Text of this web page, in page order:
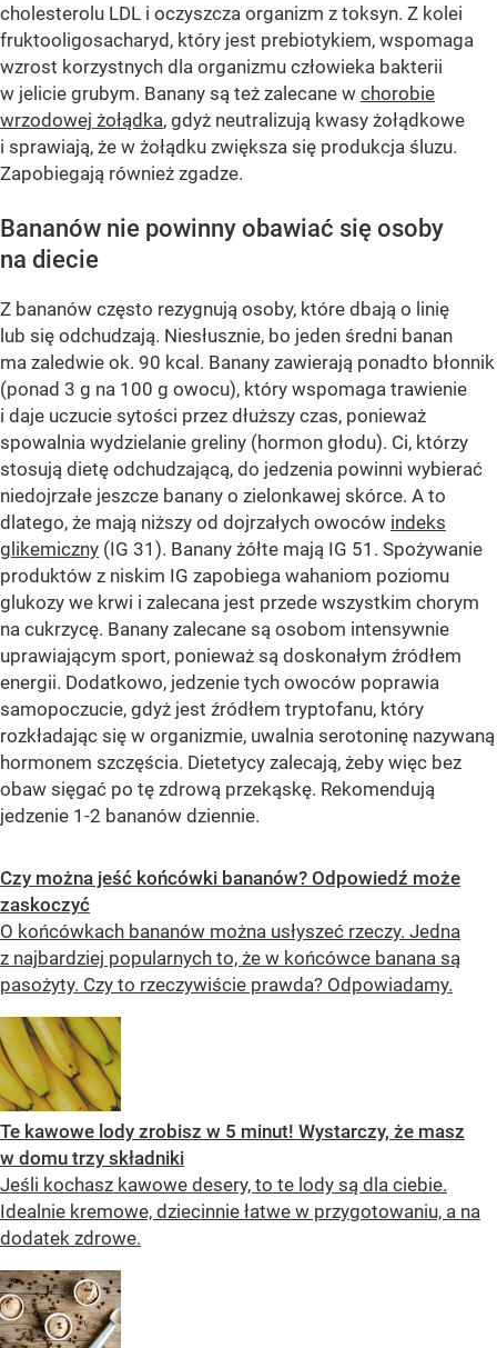
cholesterolu LDL i oczyszcza organizm z toksyn. Z kolei
fruktooligosacharyd, który jest prebiotykiem, wspomaga
wzrost korzystnych dla organizmu człowieka bakterii
w jelicie grubym. Banany są też zalecane w chorobie
wrzodowej żołądka, gdyż neutralizują kwasy żołądkowe
i sprawiają, że w żołądku zwiększa się produkcja śluzu.
Zapobiegają również zgadze.
Bananów nie powinny obawiać się osoby
na diecie
Z bananów często rezygnują osoby, które dbają o linię
lub się odchudzają. Niesłusznie, bo jeden średni banan
ma zaledwie ok. 90 kcal. Banany zawierają ponadto błonnik
(ponad 3 g na 100 g owocu), który wspomaga trawienie
i daje uczucie sytości przez dłuższy czas, ponieważ
spowalnia wydzielanie greliny (hormon głodu). Ci, którzy
stosują dietę odchudzającą, do jedzenia powinni wybierać
niedojrzałe jeszcze banany o zielonkawej skórce. A to
dlatego, że mają niższy od dojrzałych owoców indeks
glikemiczny (IG 31). Banany żółte mają IG 51. Spożywanie
produktów z niskim IG zapobiega wahaniom poziomu
glukozy we krwi i zalecana jest przede wszystkim chorym
na cukrzycę. Banany zalecane są osobom intensywnie
uprawiającym sport, ponieważ są doskonałym źródłem
energii. Dodatkowo, jedzenie tych owoców poprawia
samopoczucie, gdyż jest źródłem tryptofanu, który
rozkładając się w organizmie, uwalnia serotoninę nazywaną
hormonem szczęścia. Dietetycy zalecają, żeby więc bez
obaw sięgać po tę zdrową przekąskę. Rekomendują
jedzenie 1-2 bananów dziennie.
Czy można jeść końcówki bananów? Odpowiedź może
zaskoczyć
O końcówkach bananów można usłyszeć rzeczy. Jedna
z najbardziej popularnych to, że w końcówce banana są
pasożyty. Czy to rzeczywiście prawda? Odpowiadamy.
Te kawowe lody zrobisz w 5 minut! Wystarczy, że masz
w domu trzy składniki
Jeśli kochasz kawowe desery, to te lody są dla ciebie.
Idealnie kremowe, dziecinnie łatwe w przygotowaniu, a na
dodatek zdrowe.